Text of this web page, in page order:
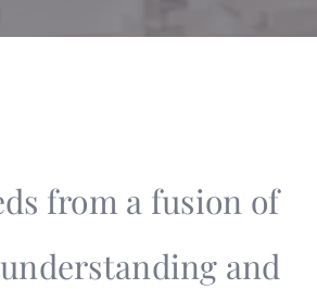
from a fusion of
and